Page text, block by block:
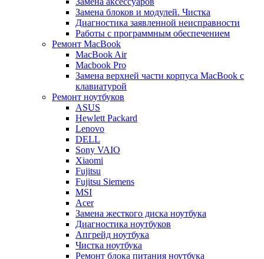
Замена блоков и модулей. Чистка
Диагностика заявленной неисправности
Работы с программным обеспечением
Ремонт MacBook
MacBook Air
Macbook Pro
Замена верхней части корпуса MacBook с
клавиатурой
Ремонт ноутбуков
ASUS
Hewlett Packard
Lenovo
DELL
Sony VAIO
Xiaomi
Fujitsu
Fujitsu Siemens
MSI
Acer
Замена жесткого диска ноутбука
Диагностика ноутбуков
Апгрейд ноутбука
Чистка ноутбука
Ремонт блока питания ноутбука